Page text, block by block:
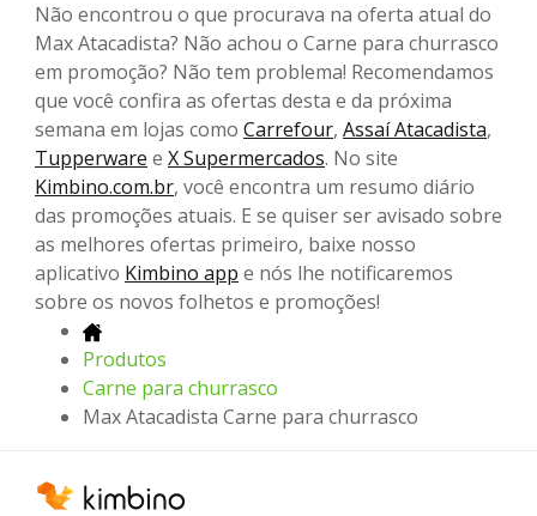
Não encontrou o que procurava na oferta atual do
Max Atacadista? Não achou o Carne para churrasco
em promoção? Não tem problema! Recomendamos
que você confira as ofertas desta e da próxima
semana em lojas como Carrefour, Assaí Atacadista,
Tupperware e X Supermercados. No site
Kimbino.com.br, você encontra um resumo diário
das promoções atuais. E se quiser ser avisado sobre
as melhores ofertas primeiro, baixe nosso
aplicativo Kimbino app e nós lhe notificaremos
sobre os novos folhetos e promoções!
Produtos
Carne para churrasco
Max Atacadista Carne para churrasco